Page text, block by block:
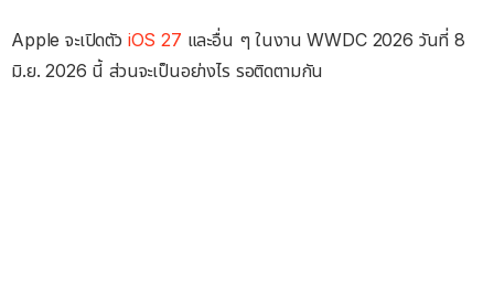
Apple จะเปิดตัว iOS 27 และอื่น ๆ ในงาน WWDC 2026 วันที่ 8
มิ.ย. 2026 นี้ ส่วนจะเป็นอย่างไร รอติดตามกัน